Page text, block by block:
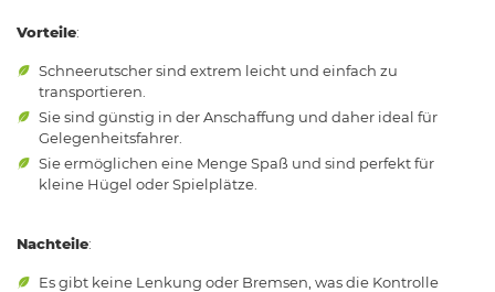
Vorteile:
Schneerutscher sind extrem leicht und einfach zu
transportieren.
Sie sind günstig in der Anschaffung und daher ideal für
Gelegenheitsfahrer.
Sie ermöglichen eine Menge Spaß und sind perfekt für
kleine Hügel oder Spielplätze.
Nachteile:
Es gibt keine Lenkung oder Bremsen, was die Kontrolle